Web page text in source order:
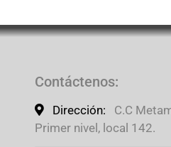
Contáctenos:
Dirección:
C.C
Primer nivel, local 142.